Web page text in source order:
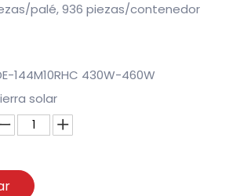
palé, 936 piezas/contenedor
144M10RHC 430W-460W
solar